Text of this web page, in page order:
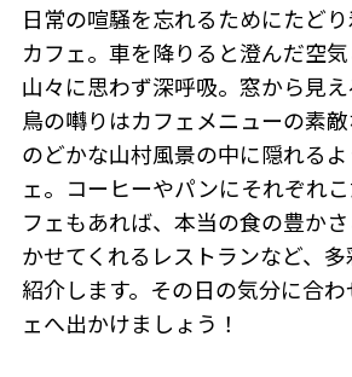
日常の喧騒を忘れるためにたど
カフェ。車を降りると澄んだ空
山々に思わず深呼吸。窓から見
鳥の囀りはカフェメニューの素敵
のどかな山村風景の中に隠れる
ェ。コーヒーやパンにそれぞれ
フェもあれば、本当の食の豊か
かせてくれるレストランなど、
紹介します。その日の気分に合
ェへ出かけましょう！